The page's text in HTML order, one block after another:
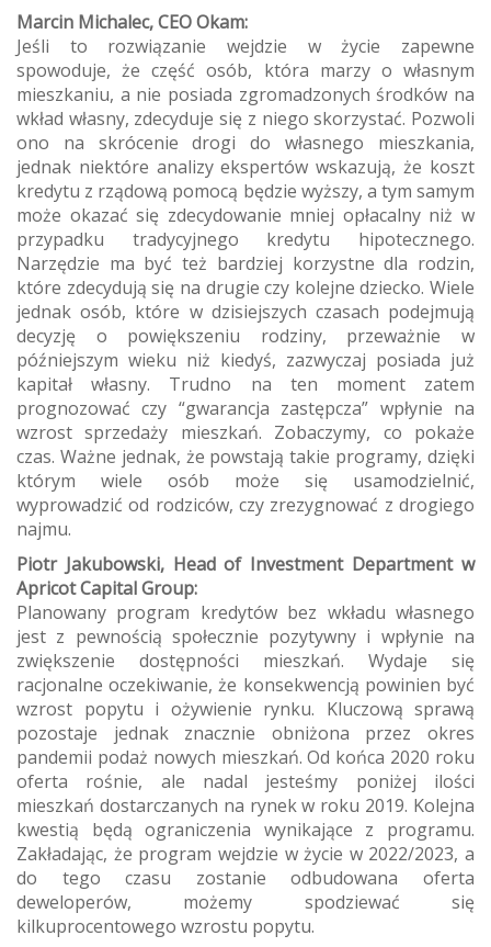
Marcin Michalec, CEO Okam:
Jeśli to rozwiązanie wejdzie w życie zapewne
spowoduje, że część osób, która marzy o własnym
mieszkaniu, a nie posiada zgromadzonych środków na
wkład własny, zdecyduje się z niego skorzystać. Pozwoli
ono na skrócenie drogi do własnego mieszkania,
jednak niektóre analizy ekspertów wskazują, że koszt
kredytu z rządową pomocą będzie wyższy, a tym samym
może okazać się zdecydowanie mniej opłacalny niż w
przypadku tradycyjnego kredytu hipotecznego.
Narzędzie ma być też bardziej korzystne dla rodzin,
które zdecydują się na drugie czy kolejne dziecko. Wiele
jednak osób, które w dzisiejszych czasach podejmują
decyzję o powiększeniu rodziny, przeważnie w
późniejszym wieku niż kiedyś, zazwyczaj posiada już
kapitał własny. Trudno na ten moment zatem
prognozować czy “gwarancja zastępcza” wpłynie na
wzrost sprzedaży mieszkań. Zobaczymy, co pokaże
czas. Ważne jednak, że powstają takie programy, dzięki
którym wiele osób może się usamodzielnić,
wyprowadzić od rodziców, czy zrezygnować z drogiego
najmu.
Piotr Jakubowski, Head of Investment Department w
Apricot Capital Group:
Planowany program kredytów bez wkładu własnego
jest z pewnością społecznie pozytywny i wpłynie na
zwiększenie dostępności mieszkań. Wydaje się
racjonalne oczekiwanie, że konsekwencją powinien być
wzrost popytu i ożywienie rynku. Kluczową sprawą
pozostaje jednak znacznie obniżona przez okres
pandemii podaż nowych mieszkań. Od końca 2020 roku
oferta rośnie, ale nadal jesteśmy poniżej ilości
mieszkań dostarczanych na rynek w roku 2019. Kolejna
kwestią będą ograniczenia wynikające z programu.
Zakładając, że program wejdzie w życie w 2022/2023, a
do tego czasu zostanie odbudowana oferta
deweloperów, możemy spodziewać się
kilkuprocentowego wzrostu popytu.